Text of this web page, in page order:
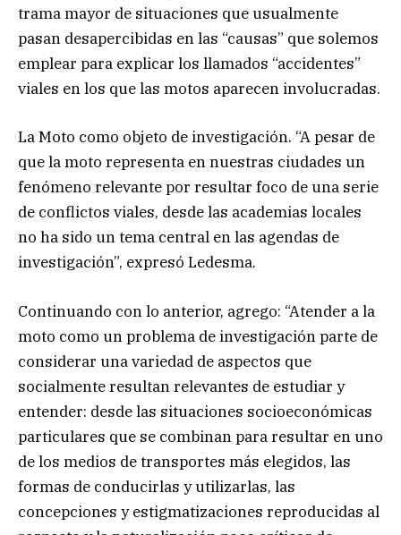
trama mayor de situaciones que usualmente
pasan desapercibidas en las “causas” que solemos
emplear para explicar los llamados “accidentes”
viales en los que las motos aparecen involucradas.
La Moto como objeto de investigación. “A pesar de
que la moto representa en nuestras ciudades un
fenómeno relevante por resultar foco de una serie
de conflictos viales, desde las academias locales
no ha sido un tema central en las agendas de
investigación”, expresó Ledesma.
Continuando con lo anterior, agrego: “Atender a la
moto como un problema de investigación parte de
considerar una variedad de aspectos que
socialmente resultan relevantes de estudiar y
entender: desde las situaciones socioeconómicas
particulares que se combinan para resultar en uno
de los medios de transportes más elegidos, las
formas de conducirlas y utilizarlas, las
concepciones y estigmatizaciones reproducidas al